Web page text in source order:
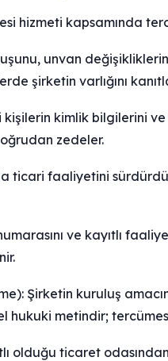
hizmeti kapsamında
unvan
şirketin varlığını
kimlik bilgilerini
zedeler.
ticari faaliyetini
ve kayıtlı
Şirketin kuruluş
hukuki metindir;
olduğu ticaret